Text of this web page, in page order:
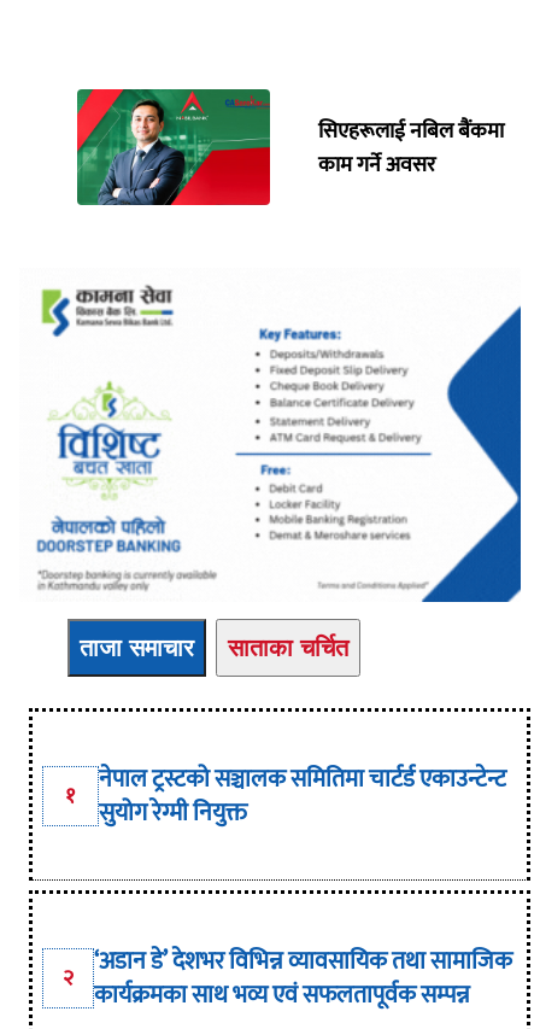
सिएहरूलाई नबिल बैंकमा
काम गर्ने अवसर
ताजा समाचार साताका चर्चित
१
नेपाल ट्रस्टको सञ्चालक समितिमा चार्टर्ड एकाउन्टेन्ट
सुयोग रेग्मी नियुक्त
२ ‘अडान डे’ देशभर विभिन्न व्यावसायिक तथा सामाजिक
कार्यक्रमका साथ भव्य एवं सफलतापूर्वक सम्पन्न